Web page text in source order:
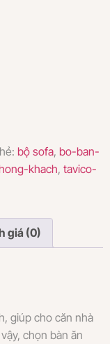
bộ sofa, bo-ban-
khach, tavico-
giá (0)
giúp cho căn nhà
chọn bàn ăn